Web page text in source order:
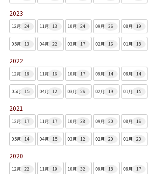
2023
12月 24 11月 13 10月 24 09月 36 08月 19
05月 13 04月 22 03月 17 02月 16 01月 18
2022
12月 18 11月 16 10月 17 09月 14 08月 14
05月 15 04月 12 03月 26 02月 19 01月 15
2021
12月 17 11月 17 10月 38 09月 20 08月 16
05月 14 04月 15 03月 12 02月 20 01月 23
2020
12月 22 11月 19 10月 32 09月 18 08月 17